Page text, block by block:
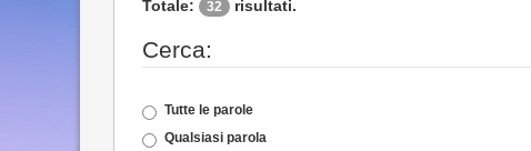
Totale: 32 risultati.
Cerca:
Tutte le parole
Qualsiasi parola